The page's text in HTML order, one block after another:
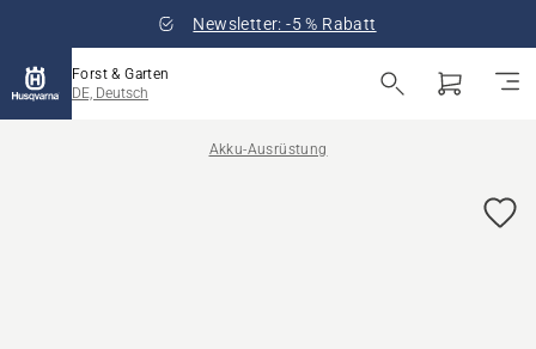
Newsletter: -5 % Rabatt
Forst & Garten
DE, Deutsch
Akku-Ausrüstung